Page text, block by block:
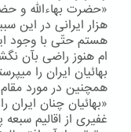
«حضرت بهاءالله و
هزار ایرانی در این
هستم حتّی با وجود
ام هنوز راضی بآن
بهائیان ایران را
همچنین در مورد مقام
«بهائیان چنان ایران
غفیری از اقالیم